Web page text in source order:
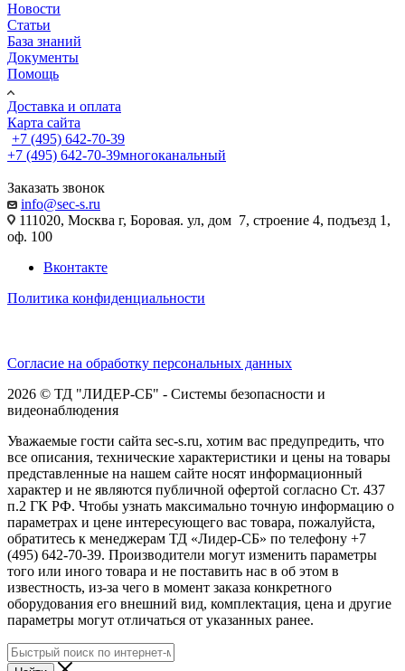
Новости
Статьи
База знаний
Документы
Помощь
Доставка и оплата
Карта сайта
+7 (495) 642-70-39
+7 (495) 642-70-39многоканальный
Заказать звонок
info@sec-s.ru
111020, Москва г, Боровая. ул, дом 7, строение 4, подъезд 1,
оф. 100
Вконтакте
Политика конфиденциальности
Согласие на обработку персональных данных
2026 © ТД "ЛИДЕР-СБ" - Системы безопасности и
видеонаблюдения
Уважаемые гости сайта sec-s.ru, хотим вас предупредить, что
все описания, технические характеристики и цены на товары
представленные на нашем сайте носят информационный
характер и не являются публичной офертой согласно Ст. 437
п.2 ГК РФ. Чтобы узнать максимально точную информацию о
параметрах и цене интересующего вас товара, пожалуйста,
обратитесь к менеджерам ТД «Лидер-СБ» по телефону +7
(495) 642-70-39. Производители могут изменить параметры
того или иного товара и не поставить нас в об этом в
известность, из-за чего в момент заказа конкретного
оборудования его внешний вид, комплектация, цена и другие
параметры могут отличаться от указанных ранее.